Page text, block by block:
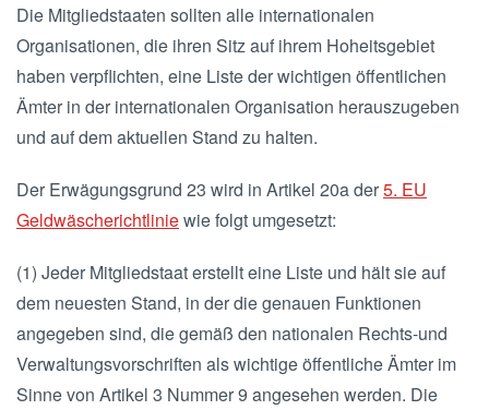
Die Mitgliedstaaten sollten alle internationalen
Organisationen, die ihren Sitz auf ihrem Hoheitsgebiet
haben verpflichten, eine Liste der wichtigen öffentlichen
Ämter in der internationalen Organisation herauszugeben
und auf dem aktuellen Stand zu halten.
Der Erwägungsgrund 23 wird in Artikel 20a der5. EU
Geldwäscherichtliniewie folgt umgesetzt:
(1) Jeder Mitgliedstaat erstellt eine Liste und hält sie auf
dem neuesten Stand, in der die genauen Funktionen
angegeben sind, die gemäß den nationalen Rechts-und
Verwaltungsvorschriften als wichtige öffentliche Ämter im
Sinne von Artikel 3 Nummer 9 angesehen werden. Die